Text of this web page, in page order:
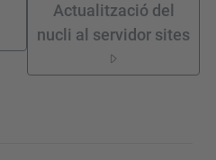
Actualització del
nucli al servidor sites